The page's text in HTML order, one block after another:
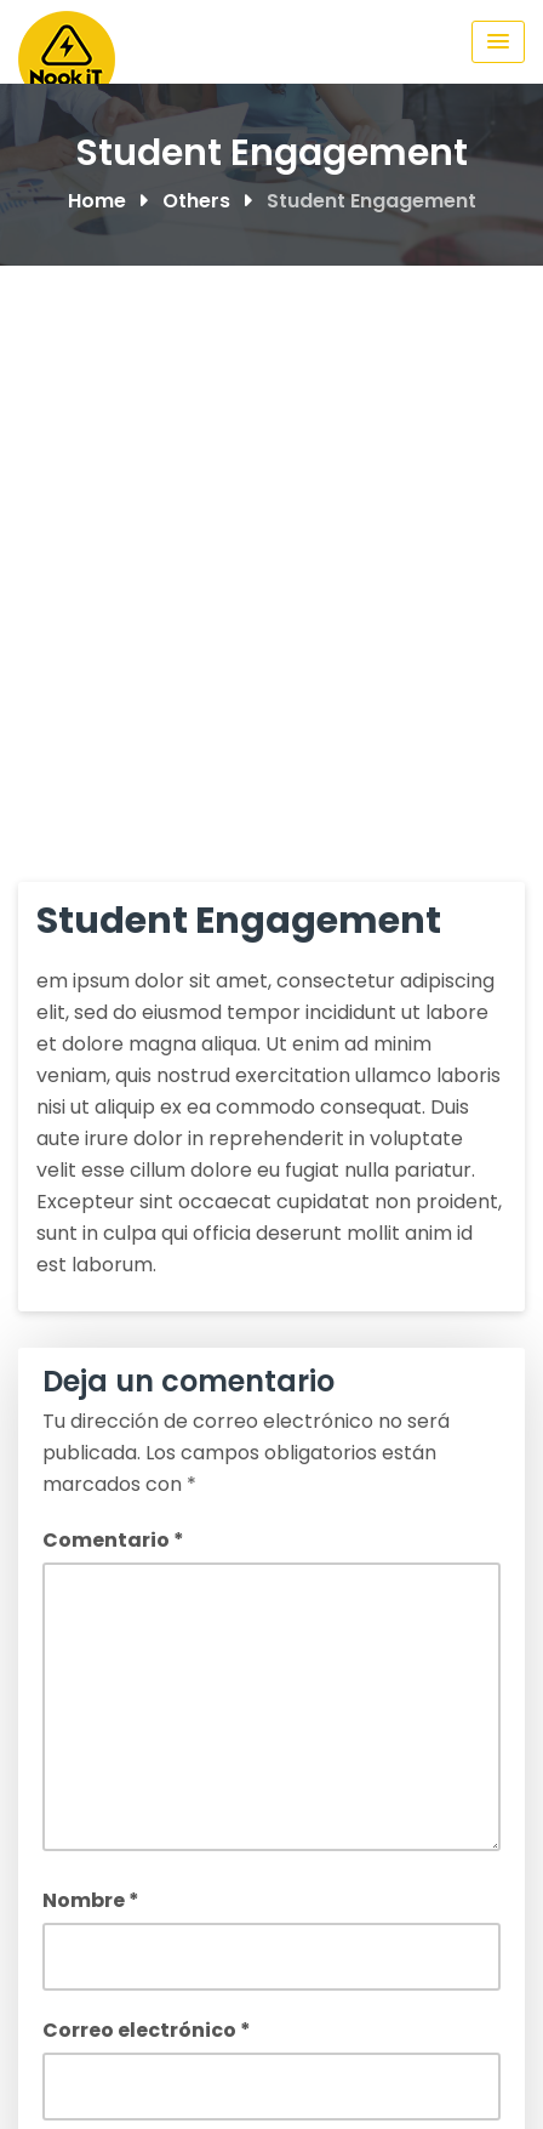
Skip
to
content
Student Engagement
Home Others Student Engagement
Student Engagement
em ipsum dolor sit amet, consectetur adipiscing
elit, sed do eiusmod tempor incididunt ut labore
et dolore magna aliqua. Ut enim ad minim
veniam, quis nostrud exercitation ullamco laboris
nisi ut aliquip ex ea commodo consequat. Duis
aute irure dolor in reprehenderit in voluptate
velit esse cillum dolore eu fugiat nulla pariatur.
Excepteur sint occaecat cupidatat non proident,
sunt in culpa qui officia deserunt mollit anim id
est laborum.
Deja un comentario
Tu dirección de correo electrónico no será
publicada. Los campos obligatorios están
marcados con *
Comentario *
Nombre*
Correo electrónico *